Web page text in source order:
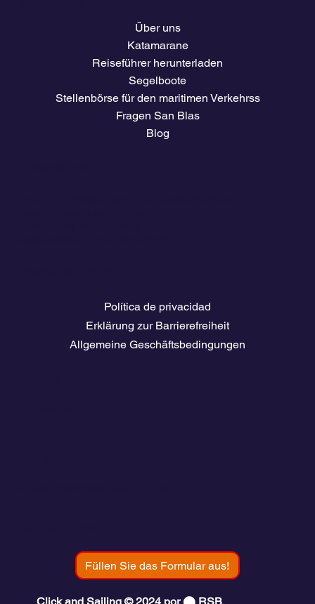
Über uns
Katamarane
Reiseführer herunterladen
Segelboote
Stellenbörse für den maritimen Verkehrss
Fragen San Blas
Blog
Política de privacidad
Erklärung zur Barrierefreiheit
Allgemeine Geschäftsbedingungen
Füllen Sie das Formular aus!